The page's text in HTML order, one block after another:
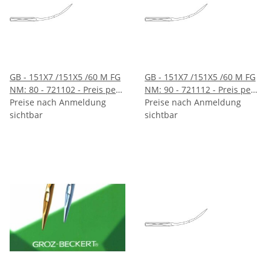
GB - 151X7 /151X5 /60 M FG
NM: 80 - 721102 - Preis per
10 Stück - VE 100 Stück
Preise nach Anmeldung
sichtbar
GB - 151X7 /151X5 /60 M FG
NM: 90 - 721112 - Preis per
10 Stück - VE 100 Stück
Preise nach Anmeldung
sichtbar